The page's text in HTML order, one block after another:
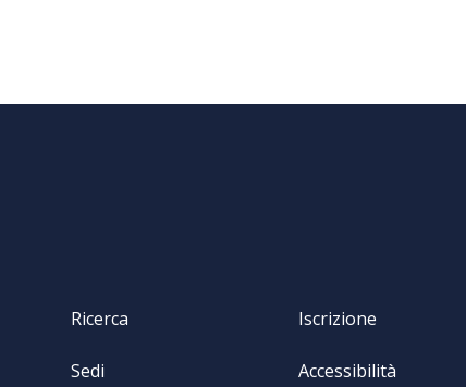
Ricerca Iscrizione
Sedi Accessibilità